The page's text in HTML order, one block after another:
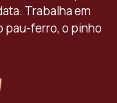
Trabalha em
pau-ferro, o pinho